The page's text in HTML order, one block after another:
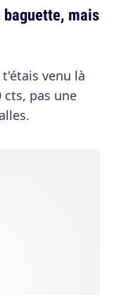
baguette, mais
venu là
pas une